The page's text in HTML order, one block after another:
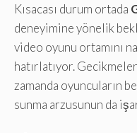
Kısacası durum ortada
deneyimine yönelik
video oyunu ortamını
hatırlatıyor.
zamanda oyuncuların
sunma arzusunun da